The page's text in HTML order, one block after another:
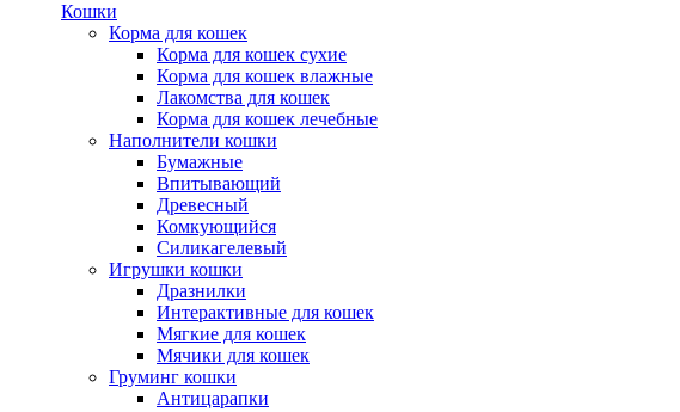
Кошки
Корма для кошек
Корма для кошек сухие
Корма для кошек влажные
Лакомства для кошек
Корма для кошек лечебные
Наполнители кошки
Бумажные
Впитывающий
Древесный
Комкующийся
Силикагелевый
Игрушки кошки
Дразнилки
Интерактивные для кошек
Мягкие для кошек
Мячики для кошек
Груминг кошки
Антицарапки